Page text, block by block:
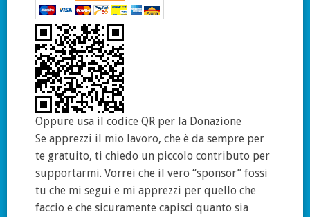
Oppure usa il codice QR per la Donazione
Se apprezzi il mio lavoro, che è da sempre per
te gratuito, ti chiedo un piccolo contributo per
supportarmi. Vorrei che il vero “sponsor” fossi
tu che mi segui e mi apprezzi per quello che
faccio e che sicuramente capisci quanto sia